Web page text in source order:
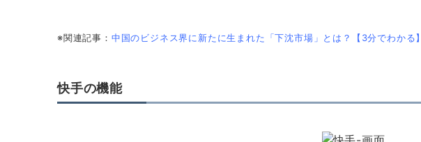
※関連記事： 中国のビジネス界に新たに生まれた「下沈市場」とは？【3分でわかる】
快手の機能